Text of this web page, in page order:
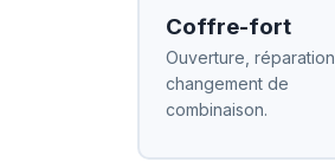
Coffre-fort
Ouverture, réparation,
changement de
combinaison.